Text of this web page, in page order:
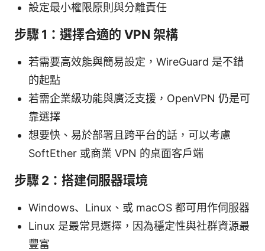
設定最小權限原則與分離責任
步驟 1：選擇合適的 VPN 架構
若需要高效能與簡易設定，WireGuard 是不錯
的起點
若需企業級功能與廣泛支援，OpenVPN 仍是可
靠選擇
想要快、易於部署且跨平台的話，可以考慮
SoftEther 或商業 VPN 的桌面客戶端
步驟 2：搭建伺服器環境
Windows、Linux、或 macOS 都可用作伺服器
Linux 是最常見選擇，因為穩定性與社群資源最
豐富